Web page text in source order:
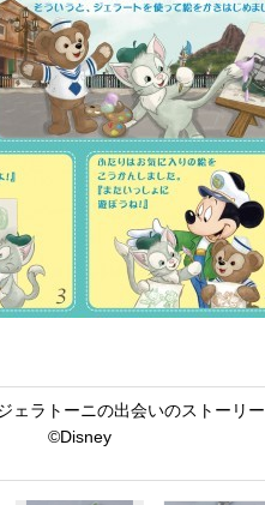
ェラトーニの出会いのストーリー
©Disney